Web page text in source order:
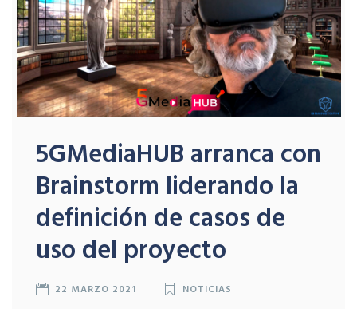
5GMediaHUB arranca con
Brainstorm liderando la
definición de casos de
uso del proyecto
22 MARZO 2021 NOTICIAS